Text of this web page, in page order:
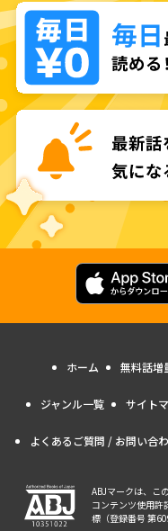
ホーム 無料話増
ジャンル一覧 サイト
よくあるご質問 / お問い合
ABJマークは、こ
コンテンツ使用許
標（登録番号 第